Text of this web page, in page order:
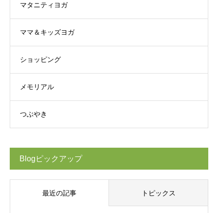
マタニティヨガ
ママ＆キッズヨガ
ショッピング
メモリアル
つぶやき
Blogピックアップ
最近の記事 トピックス